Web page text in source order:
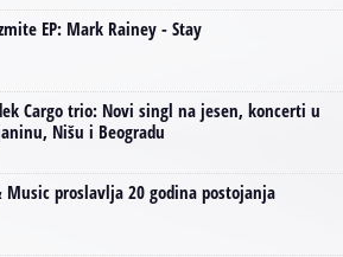
EP: Mark Rainey - Stay
Cargo trio: Novi singl na jesen, koncerti u
Nišu i Beogradu
Music proslavlja 20 godina postojanja